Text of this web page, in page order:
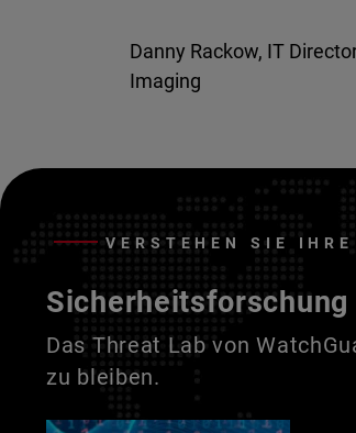
Danny Rackow, IT
Imaging
VERSTEHEN SIE IHRE
Das Threat Lab von
zu bleiben.